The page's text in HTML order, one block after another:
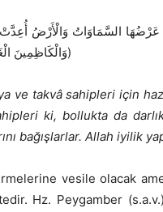
وَالْكَاظِمِينَ الْغَيْظَ وَالْعَافِينَ عَنِ النَّاسِ ۗ وَاللَّهُ يُحِبُّ الْمُحْسِنِينَ)
ve takvâ sahipleri için
ki, bollukta da
bağışlarlar. Allah iyilik
vesile olacak
Hz. Peygamber